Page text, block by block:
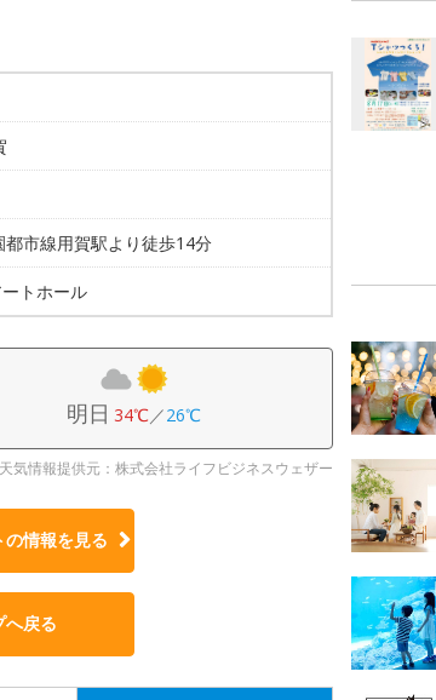
市線用賀駅より徒歩14分
トホール
明日 34℃／26℃
天気情報提供元：株式会社ライフビジネスウェザー
の情報を見る
へ戻る